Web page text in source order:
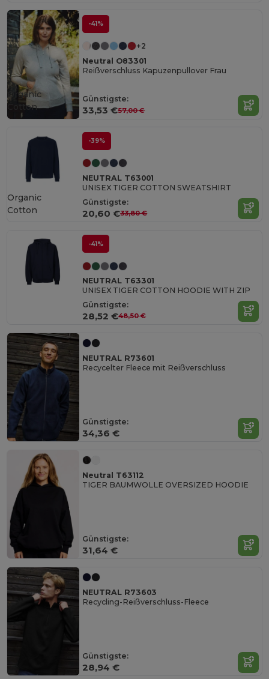
-41%
+2
Neutral O83301
Reißverschluss Kapuzenpullover Frau
Günstigste:
33,53 €57,00 €
Organic
Cotton
-39%
NEUTRAL T63001
UNISEX TIGER COTTON SWEATSHIRT
Günstigste:
20,60 €33,80 €
Organic
Cotton
-41%
NEUTRAL T63301
UNISEX TIGER COTTON HOODIE WITH ZIP
Günstigste:
28,52 €48,50 €
NEUTRAL R73601
Recycelter Fleece mit Reißverschluss
Günstigste:
34,36 €
Neutral T63112
TIGER BAUMWOLLE OVERSIZED HOODIE
Günstigste:
31,64 €
NEUTRAL R73603
Recycling-Reißverschluss-Fleece
Günstigste:
28,94 €